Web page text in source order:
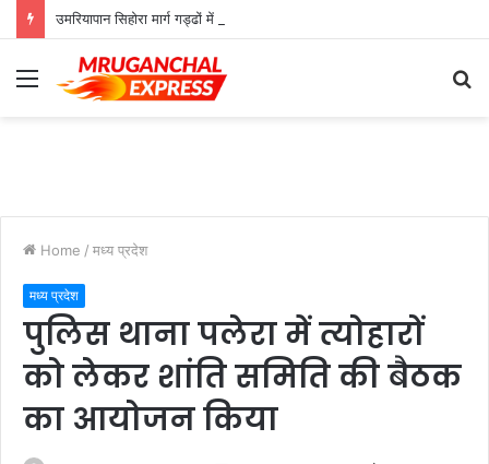
उमरियापान सिहोरा मार्ग गड्ढों में तब्दील, जिम्मेदार बेखबर
Menu
Home / मध्य प्रदेश
मध्य प्रदेश
पुलिस थाना पलेरा में त्योहारों
को लेकर शांति समिति की बैठक
का आयोजन किया